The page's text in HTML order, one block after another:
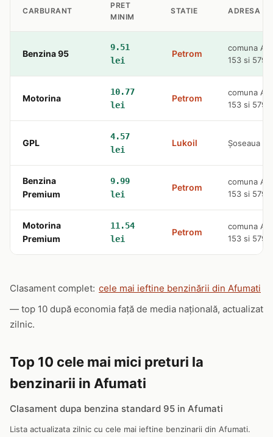
CARBURANT
PRET
MINIM
STATIE ADRESA
Benzina 95
9.51
lei
Petrom
comuna
153 si 579
Motorina
10.77
lei
Petrom
comuna
153 si 579
GPL
4.57
lei
Lukoil Şoseaua
Benzina
Premium
9.99
lei
Petrom
comuna
153 si 579
Motorina
Premium
11.54
lei
Petrom
comuna
153 si 579
Clasament complet: cele mai ieftine benzinării din Afumati
— top 10 după economia față de media națională, actualizat
zilnic.
Top 10 cele mai mici preturi la
benzinarii in Afumati
Clasament dupa benzina standard 95 in Afumati
Lista actualizata zilnic cu cele mai ieftine benzinarii din Afumati.